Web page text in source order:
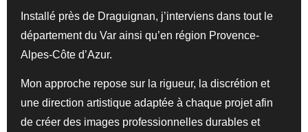
Installé près de Draguignan, j’interviens dans tout le
département du Var ainsi qu’en région Provence-
Alpes-Côte d’Azur.
Mon approche repose sur la rigueur, la discrétion et
une direction artistique adaptée à chaque projet afin
de créer des images professionnelles durables et